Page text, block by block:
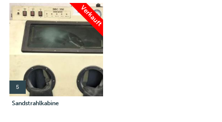
Verkauft
5
Sandstrahlkabine